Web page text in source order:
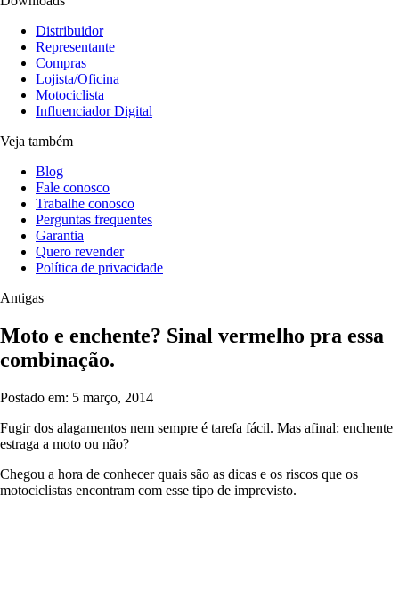
Distribuidor
Representante
Compras
Lojista/Oficina
Motociclista
Influenciador Digital
Veja também
Blog
Fale conosco
Trabalhe conosco
Perguntas frequentes
Garantia
Quero revender
Política de privacidade
Antigas
Moto e enchente? Sinal vermelho pra essa
combinação.
Postado em: 5 março, 2014
Fugir dos alagamentos nem sempre é tarefa fácil. Mas afinal: enchente
estraga a moto ou não?
Chegou a hora de conhecer quais são as dicas e os riscos que os
motociclistas encontram com esse tipo de imprevisto.